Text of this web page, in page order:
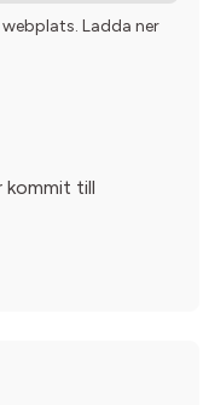
Ladda ner
kommit till